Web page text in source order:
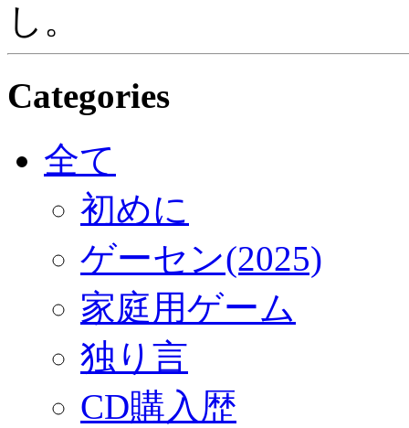
し。
Categories
全て
初めに
ゲーセン(2025)
家庭用ゲーム
独り言
CD購入歴